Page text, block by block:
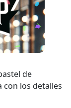
de
con los detalles